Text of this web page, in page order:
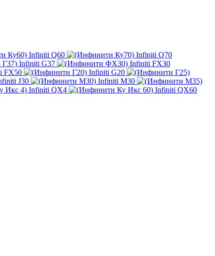
Infiniti Q60
Infiniti Q70
Infiniti G37
Infiniti FX30
FX50
Infiniti G20
J30
Infiniti M30
Infiniti QX4
Infiniti QX60